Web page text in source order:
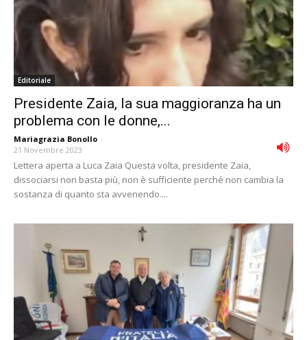
Editoriale
Presidente Zaia, la sua maggioranza ha un
problema con le donne,...
Mariagrazia Bonollo -
21 Novembre 2023
Lettera aperta a Luca Zaia Questa volta, presidente Zaia,
dissociarsi non basta più, non è sufficiente perché non cambia la
sostanza di quanto sta avvenendo....